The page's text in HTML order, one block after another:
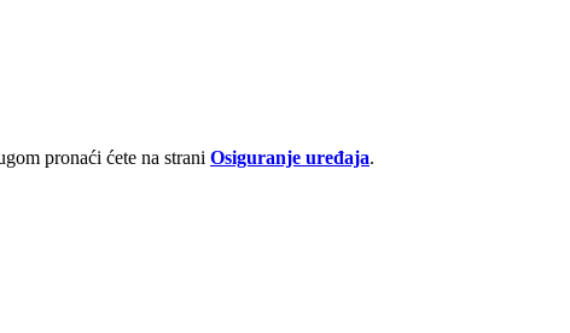
pronaći ćete na strani Osiguranje uređaja.